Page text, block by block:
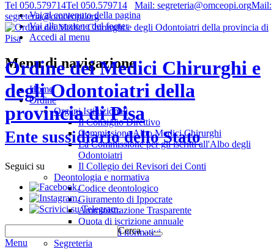
Vai al contenuto della pagina
Vai alla sezione del footer
Accedi al menu
Tel 050.579714Tel 050.579714 Mail: segreteria@omceopi.orgMail:
segreteria@omceopi.org
Ordine dei Medici Chirurghi e
degli Odontoiatri della
provincia di Pisa
Ente sussidiario dello Stato
Seguici su
.
.
.
Cerca …
Menu
Menu di navigazione
Home
Ordine
Organi Istituzionali
Il Consiglio Direttivo
Commissione Albo Medici Chirurghi
La Commissione per gli iscritti all'Albo degli
Odontoiatri
Il Collegio dei Revisori dei Conti
Deontologia e normativa
Codice deontologico
Giuramento di Ippocrate
Amministrazione Trasparente
Quota di iscrizione annuale
Riferimenti normativi
Segreteria